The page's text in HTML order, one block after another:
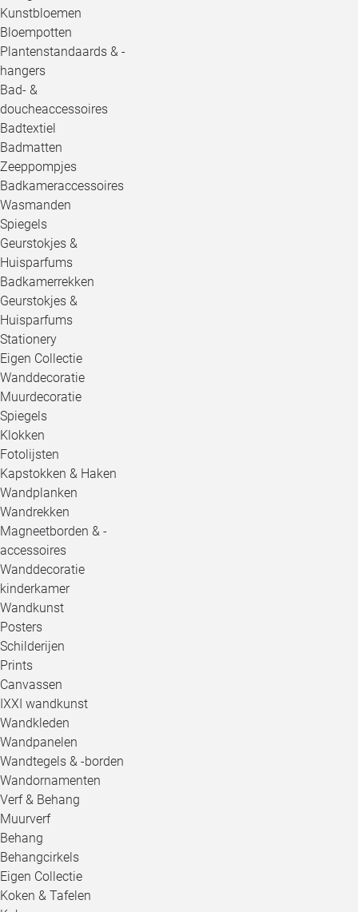
Kunstbloemen
Bloempotten
Plantenstandaards & -
hangers
Bad- &
doucheaccessoires
Badtextiel
Badmatten
Zeeppompjes
Badkameraccessoires
Wasmanden
Spiegels
Geurstokjes &
Huisparfums
Badkamerrekken
Geurstokjes &
Huisparfums
Stationery
Eigen Collectie
Wanddecoratie
Muurdecoratie
Spiegels
Klokken
Fotolijsten
Kapstokken & Haken
Wandplanken
Wandrekken
Magneetborden & -
accessoires
Wanddecoratie
kinderkamer
Wandkunst
Posters
Schilderijen
Prints
Canvassen
IXXI wandkunst
Wandkleden
Wandpanelen
Wandtegels & -borden
Wandornamenten
Verf & Behang
Muurverf
Behang
Behangcirkels
Eigen Collectie
Koken & Tafelen